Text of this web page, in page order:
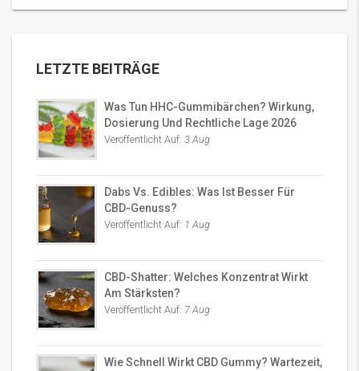
LETZTE BEITRÄGE
Was Tun HHC-Gummibärchen? Wirkung,
Dosierung Und Rechtliche Lage 2026
Veröffentlicht Auf: 3 Aug
Dabs Vs. Edibles: Was Ist Besser Für
CBD-Genuss?
Veröffentlicht Auf: 1 Aug
CBD-Shatter: Welches Konzentrat Wirkt
Am Stärksten?
Veröffentlicht Auf: 7 Aug
Wie Schnell Wirkt CBD Gummy? Wartezeit,